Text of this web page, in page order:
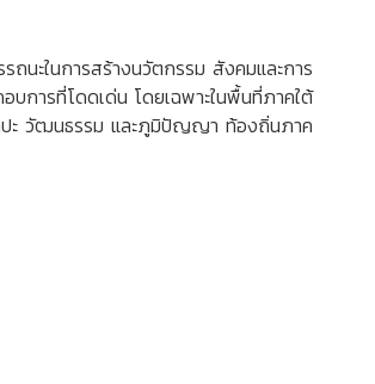
นะในการสร้างนวัตกรรม สังคมและการ
การที่โดดเด่น โดยเฉพาะในพื้นที่ภาคใต้
ปะ วัฒนธรรม และภูมิปัญญา ท้องถิ่นภาค